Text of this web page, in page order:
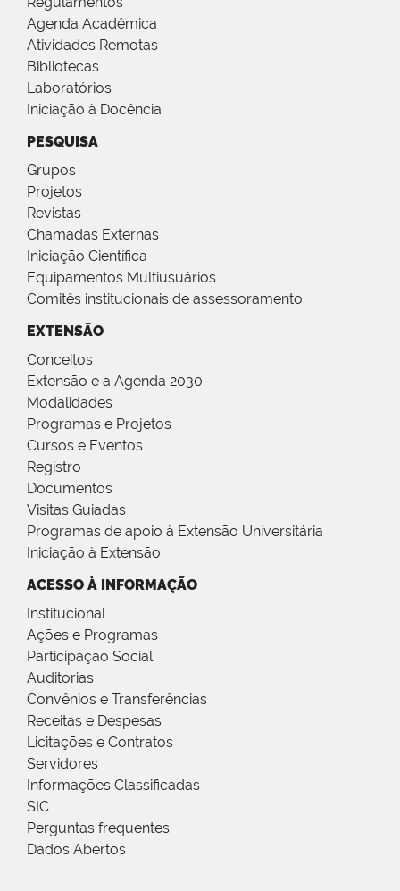
Agenda Acadêmica
Atividades Remotas
Bibliotecas
Laboratórios
Iniciação à Docência
PESQUISA
Grupos
Projetos
Revistas
Chamadas Externas
Iniciação Científica
Equipamentos Multiusuários
Comitês institucionais de assessoramento
EXTENSÃO
Conceitos
Extensão e a Agenda 2030
Modalidades
Programas e Projetos
Cursos e Eventos
Registro
Documentos
Visitas Guiadas
Programas de apoio à Extensão Universitária
Iniciação à Extensão
ACESSO À INFORMAÇÃO
Institucional
Ações e Programas
Participação Social
Auditorias
Convênios e Transferências
Receitas e Despesas
Licitações e Contratos
Servidores
Informações Classificadas
SIC
Perguntas frequentes
Dados Abertos